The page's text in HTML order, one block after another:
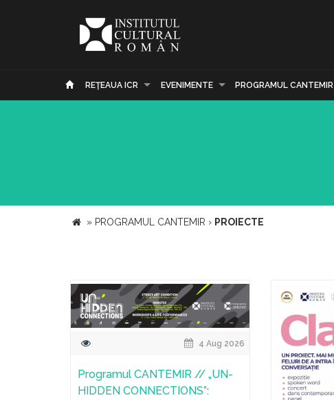
REŢEAUA ICR EVENIMENTE PROGRAMUL CANTEMIR
» PROGRAMUL CANTEMIR › PROIECTE
4 Aug 2026
Programul CANTEMIR // „UN-
HIDDEN CONNECTIONS”: